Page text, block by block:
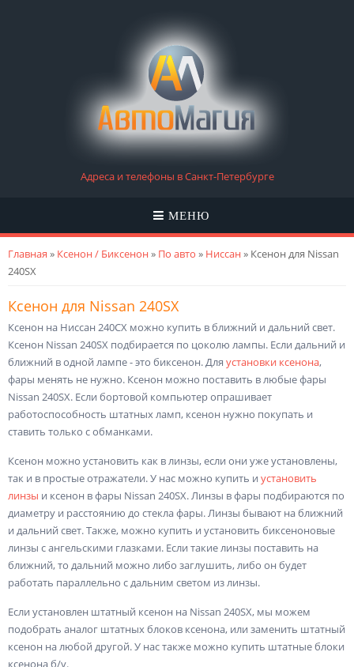
Адреса и телефоны в Санкт-Петербурге
МЕНЮ
Вы здесь
Главная » Ксенон / Биксенон» По авто » Ниссан» Ксенон для Nissan
240SX
Ксенон для Nissan 240SX
Ксенон на Ниссан 240СХ можно купить в ближний и дальний свет.
Ксенон Nissan 240SX подбирается по цоколю лампы. Если дальний и
ближний в одной лампе - это биксенон. Для установки ксенона,
фары менять не нужно. Ксенон можно поставить в любые фары
Nissan 240SX. Если бортовой компьютер опрашивает
работоспособность штатных ламп, ксенон нужно покупать и
ставить только с обманками.
Ксенон можно установить как в линзы, если они уже установлены,
так и в простые отражатели. У нас можно купить и установить
линзы и ксенон в фары Nissan 240SX. Линзы в фары подбираются по
диаметру и расстоянию до стекла фары. Линзы бывают на ближний
и дальний свет. Также, можно купить и установить биксеноновые
линзы с ангельскими глазками. Если такие линзы поставить на
ближний, то дальний можно либо заглушить, либо он будет
работать параллельно с дальним светом из линзы.
Если установлен штатный ксенон на Nissan 240SX, мы можем
подобрать аналог штатных блоков ксенона, или заменить штатный
ксенон на любой другой. У нас также можно купить штатные блоки
ксенона б/у.